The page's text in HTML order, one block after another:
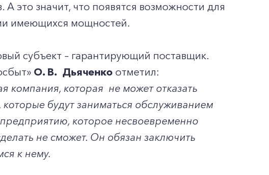
это значит, что появятся возможности для
имеющихся мощностей.
субъект – гарантирующий поставщик.
О. В. Дьяченко отметил:
компания, которая не может отказать
будут заниматься обслуживанием
которое несвоевременно
не сможет. Он обязан заключить
к нему.